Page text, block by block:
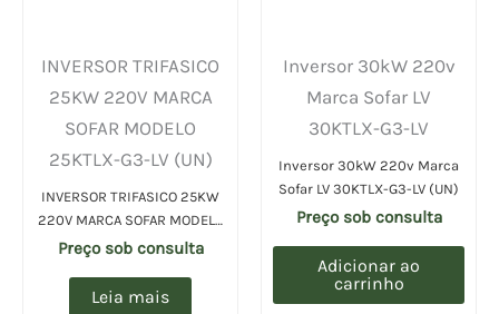
INVERSOR TRIFASICO
25KW 220V MARCA
SOFAR MODELO
25KTLX-G3-LV (UN)
INVERSOR TRIFASICO 25KW
220V MARCA SOFAR MODELO
25KTLX-G3-LV (UN)
Preço sob consulta
Leia mais
Inversor 30kW 220v
Marca Sofar LV
30KTLX-G3-LV
Inversor 30kW 220v Marca
Sofar LV 30KTLX-G3-LV (UN)
Preço sob consulta
Adicionar ao
carrinho